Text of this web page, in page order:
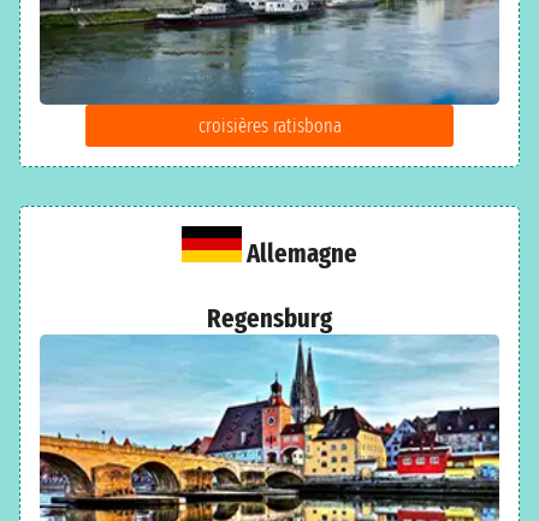
croisières ratisbona
Allemagne
Regensburg